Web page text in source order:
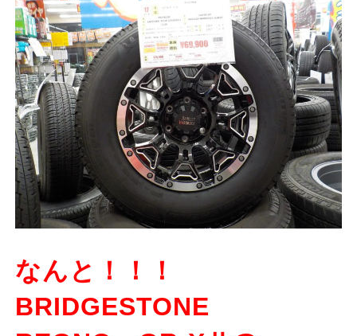
なんと！！！
BRIDGESTONE